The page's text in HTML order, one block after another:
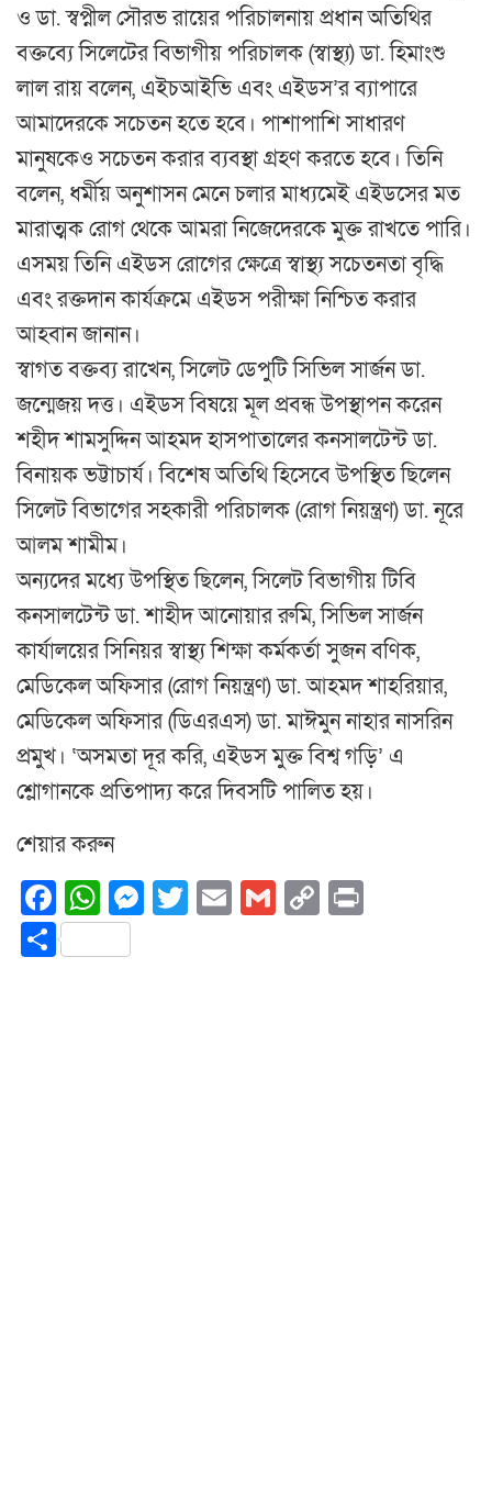
ও ডা. স্বপ্নীল সৌরভ রায়ের পরিচালনায় প্রধান অতিথির
বক্তব্যে সিলেটের বিভাগীয় পরিচালক (স্বাস্থ্য) ডা. হিমাংশু
লাল রায় বলেন, এইচআইভি এবং এইডস’র ব্যাপারে
আমাদেরকে সচেতন হতে হবে। পাশাপাশি সাধারণ
মানুষকেও সচেতন করার ব্যবস্থা গ্রহণ করতে হবে। তিনি
বলেন, ধর্মীয় অনুশাসন মেনে চলার মাধ্যমেই এইডসের মত
মারাত্মক রোগ থেকে আমরা নিজেদেরকে মুক্ত রাখতে পারি।
এসময় তিনি এইডস রোগের ক্ষেত্রে স্বাস্থ্য সচেতনতা বৃদ্ধি
এবং রক্তদান কার্যক্রমে এইডস পরীক্ষা নিশ্চিত করার
আহবান জানান।
স্বাগত বক্তব্য রাখেন, সিলেট ডেপুটি সিভিল সার্জন ডা.
জন্মেজয় দত্ত। এইডস বিষয়ে মূল প্রবন্ধ উপস্থাপন করেন
শহীদ শামসুদ্দিন আহমদ হাসপাতালের কনসালটেন্ট ডা.
বিনায়ক ভট্টাচার্য। বিশেষ অতিথি হিসেবে উপস্থিত ছিলেন
সিলেট বিভাগের সহকারী পরিচালক (রোগ নিয়ন্ত্রণ) ডা. নূরে
আলম শামীম।
অন্যদের মধ্যে উপস্থিত ছিলেন, সিলেট বিভাগীয় টিবি
কনসালটেন্ট ডা. শাহীদ আনোয়ার রুমি, সিভিল সার্জন
কার্যালয়ের সিনিয়র স্বাস্থ্য শিক্ষা কর্মকর্তা সুজন বণিক,
মেডিকেল অফিসার (রোগ নিয়ন্ত্রণ) ডা. আহমদ শাহরিয়ার,
মেডিকেল অফিসার (ডিএরএস) ডা. মাঈমুন নাহার নাসরিন
প্রমুখ। ‘অসমতা দূর করি, এইডস মুক্ত বিশ্ব গড়ি’ এ
শ্লোগানকে প্রতিপাদ্য করে দিবসটি পালিত হয়।
শেয়ার করুন
Facebook
WhatsApp
Messenger
Twitter
EmailGmail
Copy
Share